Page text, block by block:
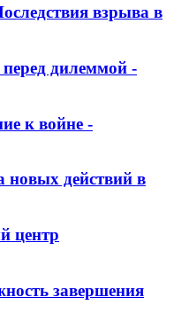
взрыва в
дилеммой -
к войне -
новых действий в
центр
завершения